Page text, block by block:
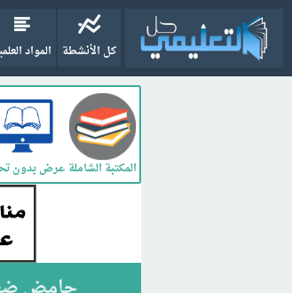
كل الأنشطة المواد
المكتبة الشاملة عرض بدون